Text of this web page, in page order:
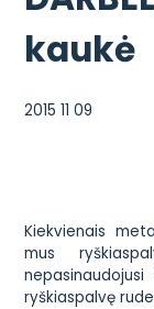
kaukė
2015 11 09
Kiekvienais
mus
ryškiaspalvę